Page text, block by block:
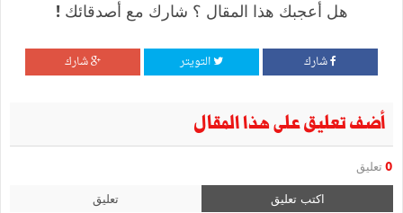
هل أعجبك هذا المقال ؟ شارك مع أصدقائك !
شارك التويتر شارك
أضف تعليق على هذا المقال
0 تعليق
اكتب تعليق تعليق